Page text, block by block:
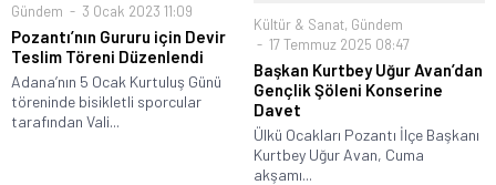
Gündem 3 Ocak 2023 11:09
Pozantı’nın Gururu için Devir
Teslim Töreni Düzenlendi
Adana’nın 5 Ocak Kurtuluş Günü
töreninde bisikletli sporcular
tarafından Vali...
Kültür & Sanat, Gündem
17 Temmuz 2025 08:47
Başkan Kurtbey Uğur Avan’dan
Gençlik Şöleni Konserine
Davet
Ülkü Ocakları Pozantı İlçe Başkanı
Kurtbey Uğur Avan, Cuma
akşamı...